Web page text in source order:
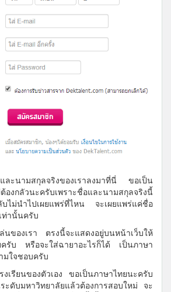
ละนามสกุลจริงของเราลงมาที่นี่ ขอเป็น
องกลัวนะครับเพราะชื่อและนามสกุลจริงนี้
บไม่นำไปเผยแพร่ที่ไหน จะเผยแพร่แค่ชื่อ
ท่านั้นครับ
นของเรา ตรงนี้จะแสดงอยู่บนหน้าเว็บให้
ครับ หรือจะใส่ฉายาอะไรก็ได้ เป็นภาษา
มใจชอบครับ
งเรียนของตัวเอง ขอเป็นภาษาไทยนะครับ
ะดับมหาวิทยาลัยแล้วต้องการสอบใหม่ จะ